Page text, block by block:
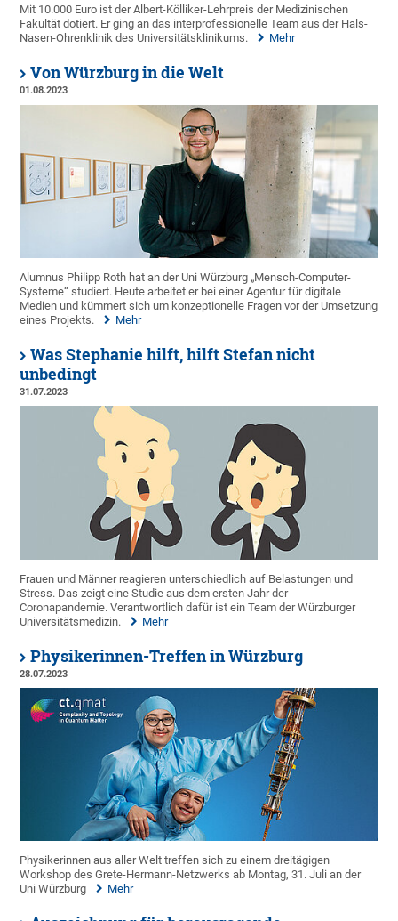
Mit 10.000 Euro ist der Albert-Kölliker-Lehrpreis der Medizinischen
Fakultät dotiert. Er ging an das interprofessionelle Team aus der Hals-
Nasen-Ohrenklinik des Universitätsklinikums.
Mehr
Von Würzburg in die Welt
01.08.2023
Alumnus Philipp Roth hat an der Uni Würzburg „Mensch-Computer-
Systeme“ studiert. Heute arbeitet er bei einer Agentur für digitale
Medien und kümmert sich um konzeptionelle Fragen vor der Umsetzung
eines Projekts.
Mehr
Was Stephanie hilft, hilft Stefan nicht
unbedingt
31.07.2023
Frauen und Männer reagieren unterschiedlich auf Belastungen und
Stress. Das zeigt eine Studie aus dem ersten Jahr der
Coronapandemie. Verantwortlich dafür ist ein Team der Würzburger
Universitätsmedizin.
Mehr
Physikerinnen-Treffen in Würzburg
28.07.2023
Physikerinnen aus aller Welt treffen sich zu einem dreitägigen
Workshop des Grete-Hermann-Netzwerks ab Montag, 31. Juli an der
Uni Würzburg
Mehr